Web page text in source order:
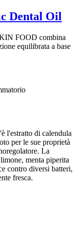
Dental Oil
FOOD combina
equilibrata a base
l'estratto di calendula
per le sue proprietà
La
menta piperita
contro diversi batteri,
fresca.